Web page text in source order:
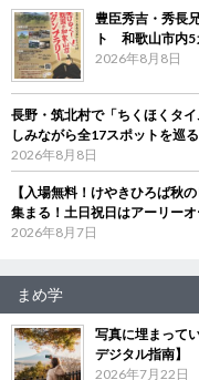
豊臣秀吉・秀長
ト 和歌山市内5
2026年8月8日
長野・筑北村で「ちくほくタ
しみながら全17スポットを巡る
2026年8月8日
【入場無料！けやきひろば秋
集まる！土日祝日はアーリー
2026年8月7日
まめ学
写真に埋まって
デジタル指南】
2026年7月22日